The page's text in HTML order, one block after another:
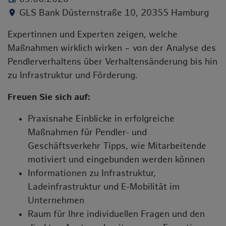
location_on GLS Bank Düsternstraße 10, 20355 Hamburg
Expertinnen und Experten zeigen, welche
Maßnahmen wirklich wirken – von der Analyse des
Pendlerverhaltens über Verhaltensänderung bis hin
zu Infrastruktur und Förderung.
Freuen Sie sich auf:
Praxisnahe Einblicke in erfolgreiche
Maßnahmen für Pendler- und
Geschäftsverkehr Tipps, wie Mitarbeitende
motiviert und eingebunden werden können
Informationen zu Infrastruktur,
Ladeinfrastruktur und E-Mobilität im
Unternehmen
Raum für Ihre individuellen Fragen und den